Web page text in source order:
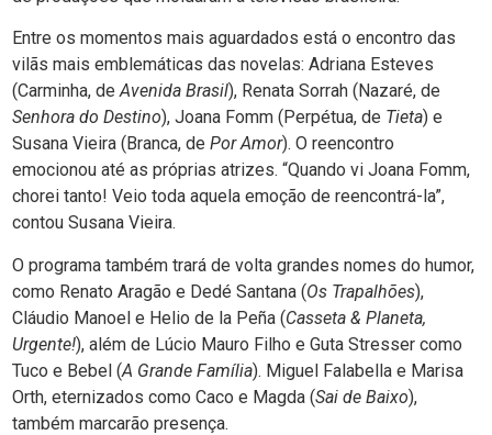
Entre os momentos mais aguardados está o encontro das
vilãs mais emblemáticas das novelas: Adriana Esteves
(Carminha, deAvenida Brasil), Renata Sorrah (Nazaré, de
Senhora do Destino), Joana Fomm (Perpétua, de Tieta) e
Susana Vieira (Branca, de Por Amor). O reencontro
emocionou até as próprias atrizes. “Quando vi Joana Fomm,
chorei tanto! Veio toda aquela emoção de reencontrá-la”,
contou Susana Vieira.
O programa também trará de volta grandes nomes do humor,
como Renato Aragão e Dedé Santana (Os Trapalhões),
Cláudio Manoel e Helio de la Peña (Casseta & Planeta,
Urgente!), além de Lúcio Mauro Filho e Guta Stresser como
Tuco e Bebel (A Grande Família). Miguel Falabella e Marisa
Orth, eternizados como Caco e Magda (Sai de Baixo),
também marcarão presença.